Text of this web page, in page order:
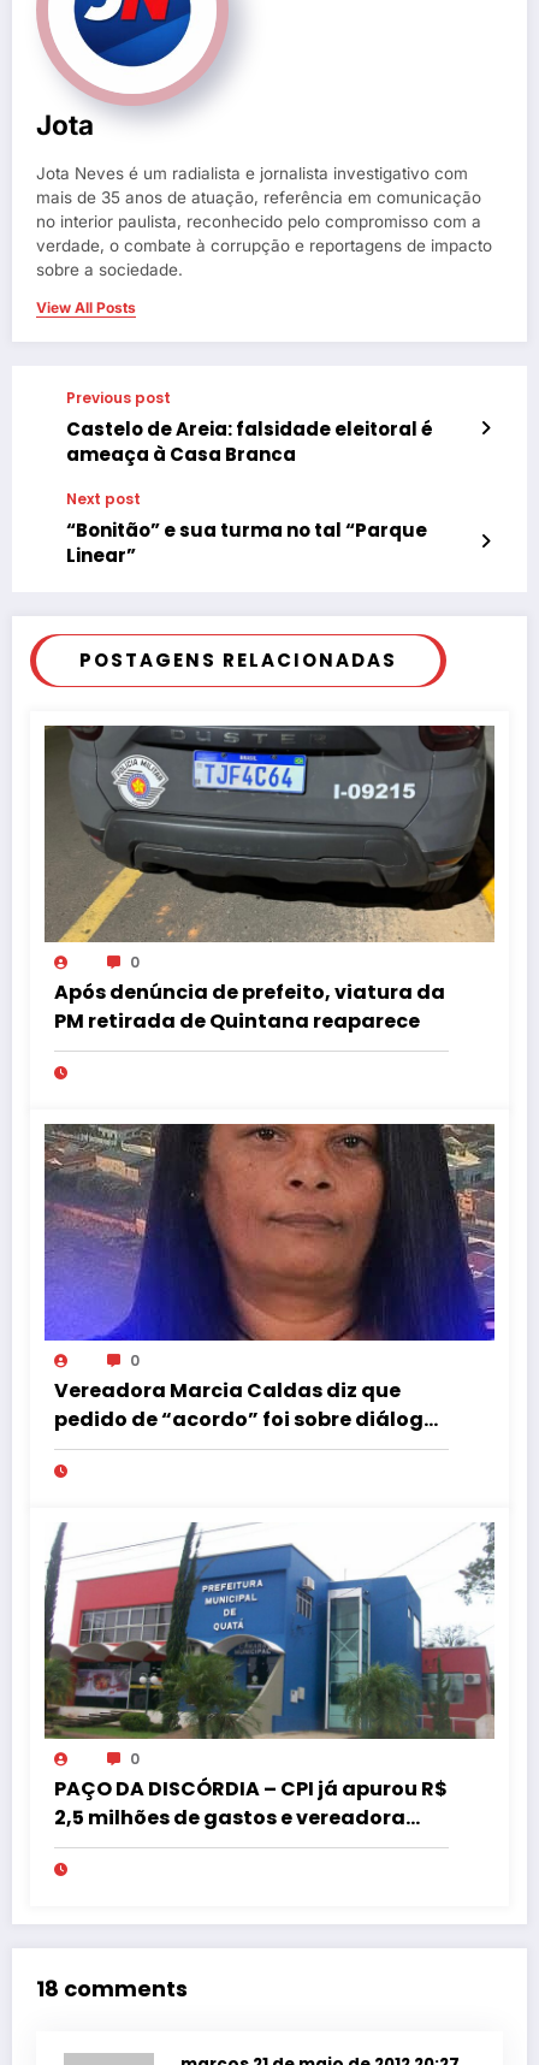
Jota
Jota Neves é um radialista e jornalista investigativo com
mais de 35 anos de atuação, referência em comunicação
no interior paulista, reconhecido pelo compromisso com a
verdade, o combate à corrupção e reportagens de impacto
sobre a sociedade.
View All Posts
Previous post
Castelo de Areia: falsidade eleitoral é
ameaça à Casa Branca
Next post
“Bonitão” e sua turma no tal “Parque
Linear”
POSTAGENS RELACIONADAS
0
Após denúncia de prefeito, viatura da
PM retirada de Quintana reaparece
0
Vereadora Marcia Caldas diz que
pedido de “acordo” foi sobre diálogo
institucional
0
PAÇO DA DISCÓRDIA – CPI já apurou R$
2,5 milhões de gastos e vereadora
pede “acordo” para aprovar R$ 9,5
milhões
18 comments